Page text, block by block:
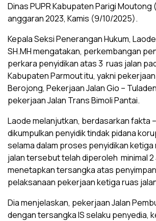
Dinas PUPR Kabupaten Parigi
anggaran 2023, Kamis (9/10/2025).
Kepala Seksi Penerangan Hukum,
SH.MH mengatakan, perkembangan
perkara penyidikan atas 3 ruas jalan
Kabupaten Parmout itu, yakni pekerjaan
Berojong, Pekerjaan Jalan Gio –
pekerjaan Jalan Trans Bimoli Pantai.
Laode melanjutkan, berdasarkan fakta
dikumpulkan penyidik tindak pidana
selama dalam proses penyidikan
jalan tersebut telah diperoleh minimal
menetapkan tersangka atas
pelaksanaan pekerjaan ketiga ruas
Dia menjelaskan, pekerjaan Jalan
dengan tersangka IS selaku penyedia,